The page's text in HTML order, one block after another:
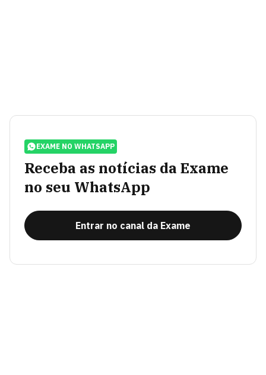
EXAME NO WHATSAPP
Receba as notícias da Exame
no seu WhatsApp
Entrar no canal da Exame